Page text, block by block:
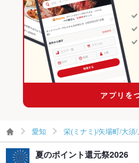
その他
飲み放題 あり
なし
カクテル充実、焼酎充実
お子様連れ
ウェディン
グパーティ
ー二次会
栄のグルメランキング
栄の韓国料理ランキング
栄のサムギョプサルランキング
愛知 栄(ミナミ)/矢場町/大須
夏のポイント還元祭2026